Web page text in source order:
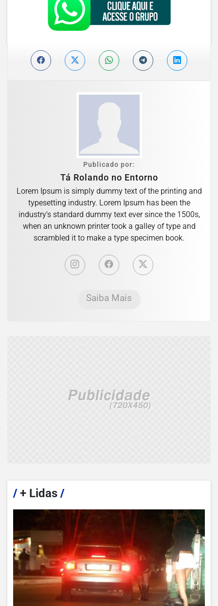
Publicado por:
Tá Rolando no Entorno
Lorem Ipsum is simply dummy text of the printing and
typesetting industry. Lorem Ipsum has been the
industry's standard dummy text ever since the 1500s,
when an unknown printer took a galley of type and
scrambled it to make a type specimen book.
Saiba Mais
/+ Lidas /